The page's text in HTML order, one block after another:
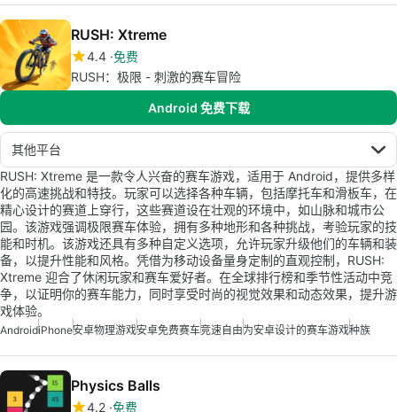
RUSH: Xtreme
4.4 免费
RUSH：极限 - 刺激的赛车冒险
Android 免费下载
其他平台
RUSH: Xtreme 是一款令人兴奋的赛车游戏，适用于 Android，提供多样
化的高速挑战和特技。玩家可以选择各种车辆，包括摩托车和滑板车，在
精心设计的赛道上穿行，这些赛道设在壮观的环境中，如山脉和城市公
园。该游戏强调极限赛车体验，拥有多种地形和各种挑战，考验玩家的技
能和时机。该游戏还具有多种自定义选项，允许玩家升级他们的车辆和装
备，以提升性能和风格。凭借为移动设备量身定制的直观控制，RUSH:
Xtreme 迎合了休闲玩家和赛车爱好者。在全球排行榜和季节性活动中竞
争，以证明你的赛车能力，同时享受时尚的视觉效果和动态效果，提升游
戏体验。
AndroidiPhone安卓物理游戏安卓免费赛车竞速自由为安卓设计的赛车游戏种族
Physics Balls
4.2 免费